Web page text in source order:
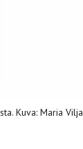
Kuva: Maria Vilja